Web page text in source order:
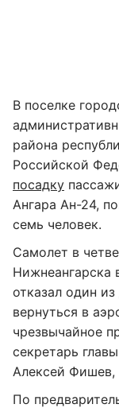
В поселке
района
Российской
посадку
Ангара Ан-24,
семь человек.
Самолет в
Нижнеангарска
отказал один
вернуться в
чрезвычайное
секретарь
Алексей Фишев,
По